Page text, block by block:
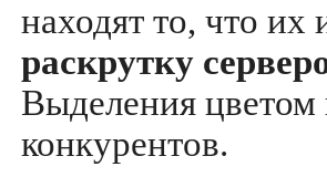
находят то, что
раскрутку
Выделения
конкурентов.